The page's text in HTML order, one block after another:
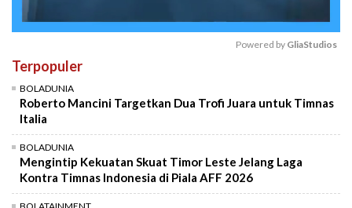
Powered by GliaStudios
Terpopuler
BOLADUNIA
Roberto Mancini Targetkan Dua Trofi Juara untuk Timnas
Italia
BOLADUNIA
Mengintip Kekuatan Skuat Timor Leste Jelang Laga
Kontra Timnas Indonesia di Piala AFF 2026